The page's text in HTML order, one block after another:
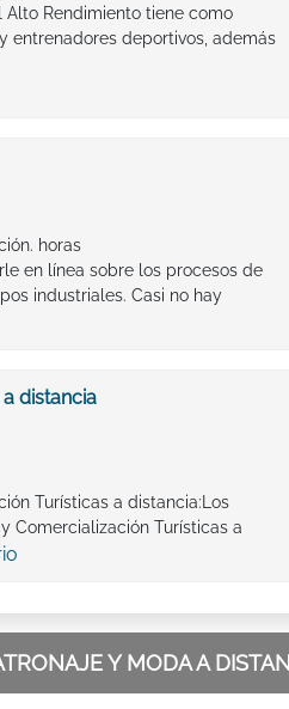
Alto Rendimiento tiene como
entrenadores deportivos, además
horas
en línea sobre los procesos de
industriales. Casi no hay
distancia
Turísticas a distancia:Los
Comercialización Turísticas a
Y MODA A